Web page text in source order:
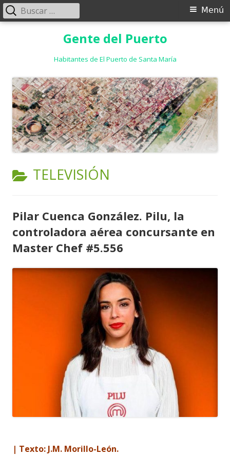
Gente del Puerto
Habitantes de El Puerto de Santa María
Menú
Menú
Buscar:
CATEGORÍA:
TELEVISIÓN
Pilar Cuenca González. Pilu, la
controladora aérea concursante en
Master Chef #5.556
| Texto: J.M. Morillo-León.